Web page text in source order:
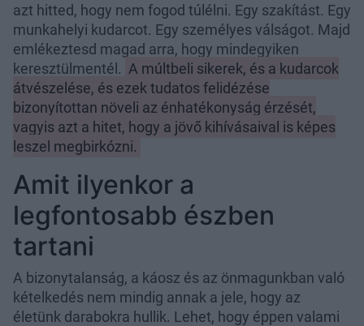
azt hitted, hogy nem fogod túlélni. Egy szakítást. Egy
munkahelyi kudarcot. Egy személyes válságot. Majd
emlékeztesd magad arra, hogy mindegyiken
keresztülmentél. A múltbeli sikerek, és a kudarcok
átvészelése, és ezek tudatos felidézése
bizonyítottan növeli az énhatékonyság érzését,
vagyis azt a hitet, hogy a jövő kihívásaival is képes
leszel megbirkózni.
Amit ilyenkor a
legfontosabb észben
tartani
A bizonytalanság, a káosz és az önmagunkban való
kételkedés nem mindig annak a jele, hogy az
életünk darabokra hullik. Lehet, hogy éppen valami